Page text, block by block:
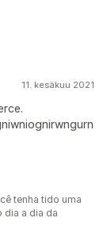
11. kesäkuu 2021
tenha tido uma
dia a dia da